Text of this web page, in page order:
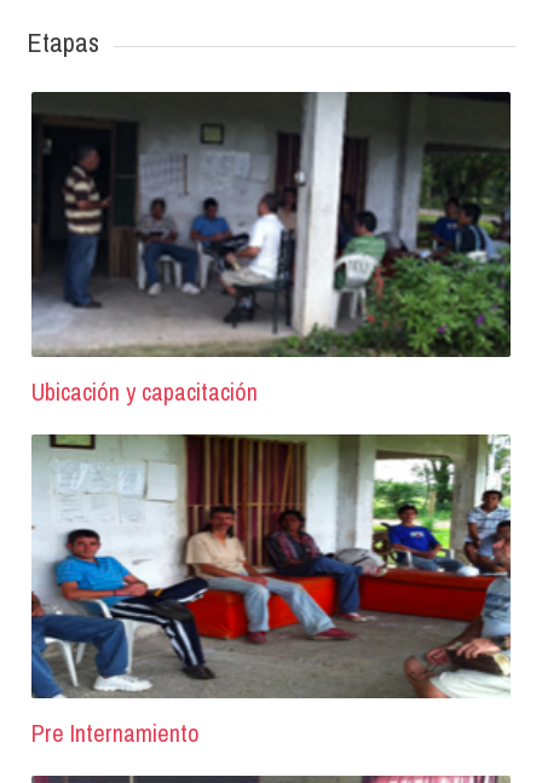
Etapas
Ubicación y capacitación
Pre Internamiento